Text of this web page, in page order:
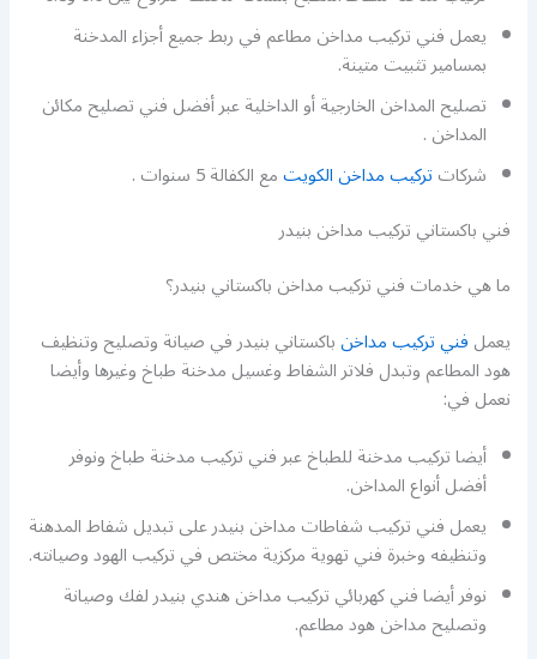
يعمل فني تركيب مداخن مطاعم في ربط جميع أجزاء المدخنة
بمسامير تثبيت متينة.
تصليح المداخن الخارجية أو الداخلية عبر أفضل فني تصليح مكائن
المداخن .
شركاتتركيب مداخن الكويتمع الكفالة 5 سنوات .
فني باكستاني تركيب مداخن بنيدر
ما هي خدمات فني تركيب مداخن باكستاني بنيدر؟
يعملفني تركيب مداخنباكستاني بنيدر في صيانة وتصليح وتنظيف
هود المطاعم وتبدل فلاتر الشفاط وغسيل مدخنة طباخ وغيرها وأيضا
نعمل في:
أيضا تركيب مدخنة للطباخ عبر فني تركيب مدخنة طباخ ونوفر
أفضل أنواع المداخن.
يعمل فني تركيب شفاطات مداخن بنيدر على تبديل شفاط المدهنة
وتنظيفه وخبرة فني تهوية مركزية مختص في تركيب الهود وصيانته.
نوفر أيضا فني كهربائي تركيب مداخن هندي بنيدر لفك وصيانة
وتصليح مداخن هود مطاعم.